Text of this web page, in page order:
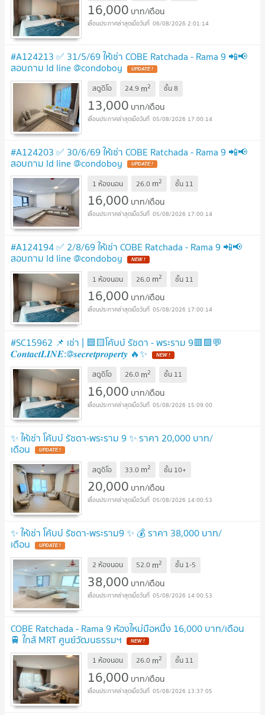
16,000 บาท/เดือน
06/08/2026 2:01:14
#A124213 ✅ 31/5/69 ให้เช่า COBE Ratchada - Rama 9 📲📢
สอบถาม ld line @condoboy
สตูดิโอ 24.9 m2 ชั้น8
13,000 บาท/เดือน
05/08/2026 17:00:14
#A124203 ✅ 30/6/69 ให้เช่า COBE Ratchada - Rama 9 📲📢
สอบถาม ld line @condoboy
1 ห้องนอน 26.0 m2 ชั้น 11
16,000 บาท/เดือน
05/08/2026 17:00:14
#A124194 ✅ 2/8/69 ให้เช่า COBE Ratchada - Rama 9 📲📢
สอบถาม ld line @condoboy
1 ห้องนอน 26.0 m2 ชั้น 11
16,000 บาท/เดือน
05/08/2026 17:00:14
#SC15962 📌 เช่า | 🟦🟨โค้บบ์ รัชดา - พระราม 9🟥🟩💬
𝑪𝒐𝒏𝒕𝒂𝒄𝒕𝑳𝑰𝑵𝑬:@𝒔𝒆𝒄𝒓𝒆𝒕𝒑𝒓𝒐𝒑𝒆𝒓𝒕𝒚 🔥✨
สตูดิโอ 26.0 m2 ชั้น 11
16,000 บาท/เดือน
05/08/2026 15:09:00
✨ ให้เช่า โค้บบ์ รัชดา-พระราม 9 ✨ ราคา 20,000 บาท/
เดือน
สตูดิโอ 33.0 m2 ชั้น 10+
20,000 บาท/เดือน
05/08/2026 14:00:53
✨ ให้เช่า โค้บบ์ รัชดา-พระราม9 ✨ 💰 ราคา 38,000 บาท/
เดือน
2 ห้องนอน 52.0 m2 ชั้น 1-5
38,000 บาท/เดือน
05/08/2026 14:00:53
COBE Ratchada - Rama 9 ห้องใหม่มือหนึ่ง 16,000 บาท/เดือน
🚆 ใกล้ MRT ศูนย์วัฒนธรรมฯ
1 ห้องนอน 26.0 m2 ชั้น 11
16,000 บาท/เดือน
05/08/2026 13:37:05